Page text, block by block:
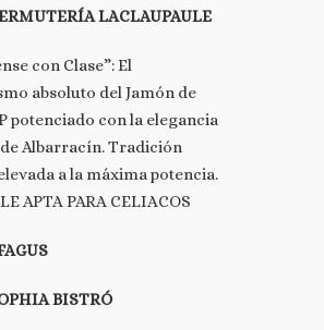
LACLAUPAULE
con Clase”: El
absoluto del Jamón de
potenciado con la elegancia
Albarracín. Tradición
a la máxima potencia.
APTA PARA CELIACOS
BISTRÓ